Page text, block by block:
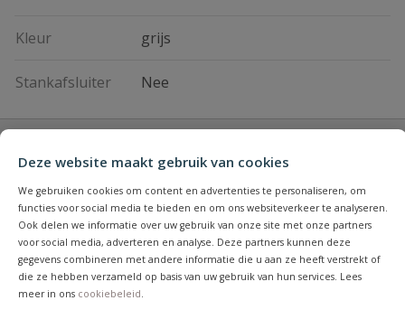
Deze website maakt gebruik van cookies
We gebruiken cookies om content en advertenties te personaliseren, om
functies voor social media te bieden en om ons websiteverkeer te analyseren.
Ook delen we informatie over uw gebruik van onze site met onze partners
voor social media, adverteren en analyse. Deze partners kunnen deze
gegevens combineren met andere informatie die u aan ze heeft verstrekt of
die ze hebben verzameld op basis van uw gebruik van hun services. Lees
meer in ons cookiebeleid.
Kleur grijs
Stankafsluiter Nee
Heb je zelf ook een vraag over
dit product?
Stel jouw
vraag
Beoordelingen
Schrijf zelf een beoordeling
Bijpassende producten